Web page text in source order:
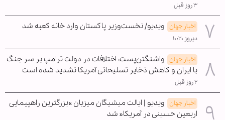
۳ روز قبل
اخبار جهان ویدیو/ نخست‌وزیر پاکستان وارد خانه کعبه شد
دیروز ۱۰:۲۰
اخبار جهان واشنگتن‌پست: اختلافات در دولت ترامپ بر سر جنگ
با ایران و کاهش ذخایر تسلیحاتی آمریکا تشدید شده است
۲ روز قبل
اخبار جهان ویدیو | ایالت میشیگان میزبان »بزرگترین راهپیمایی
اربعین حسینی در آمریکا« شد